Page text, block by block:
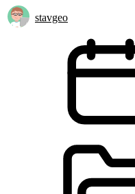
stavgeo